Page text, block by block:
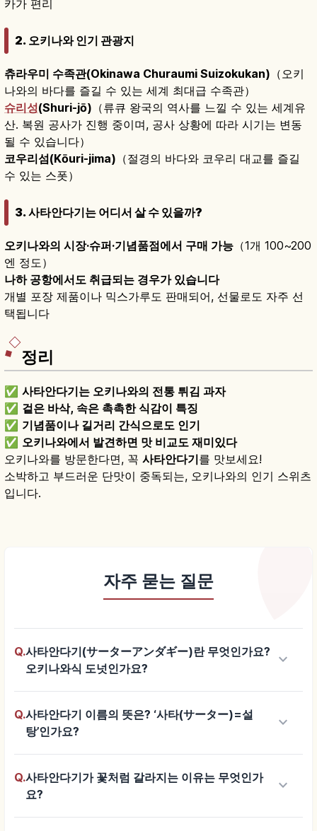
카가 편리
2. 오키나와 인기 관광지
츄라우미 수족관(Okinawa Churaumi Suizokukan) （오키
나와의 바다를 즐길 수 있는 세계 최대급 수족관）
슈리성(Shuri-jō) （류큐 왕국의 역사를 느낄 수 있는 세계유
산. 복원 공사가 진행 중이며, 공사 상황에 따라 시기는 변동
될 수 있습니다）
코우리섬(Kōuri-jima) （절경의 바다와 코우리 대교를 즐길
수 있는 스폿）
3. 사타안다기는 어디서 살 수 있을까?
오키나와의 시장·슈퍼·기념품점에서 구매 가능 （1개 100~200
엔 정도）
나하 공항에서도 취급되는 경우가 있습니다
개별 포장 제품이나 믹스가루도 판매되어, 선물로도 자주 선
택됩니다
정리
✅ 사타안다기는 오키나와의 전통 튀김 과자
✅ 겉은 바삭, 속은 촉촉한 식감이 특징
✅ 기념품이나 길거리 간식으로도 인기
✅ 오키나와에서 발견하면 맛 비교도 재미있다
오키나와를 방문한다면, 꼭 사타안다기를 맛보세요!
소박하고 부드러운 단맛이 중독되는, 오키나와의 인기 스위츠
입니다.
자주 묻는 질문
Q.사타안다기(サーターアンダギー)란 무엇인가요?
오키나와식 도넛인가요?
keyboard_arrow_down
Q.사타안다기 이름의 뜻은? ‘사타(サーター)=설
탕’인가요?
keyboard_arrow_down
Q.사타안다기가 꽃처럼 갈라지는 이유는 무엇인가
요?
keyboard_arrow_down